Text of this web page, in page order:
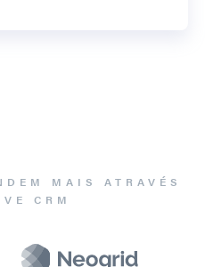
MAIS ATRAVÉS
CRM